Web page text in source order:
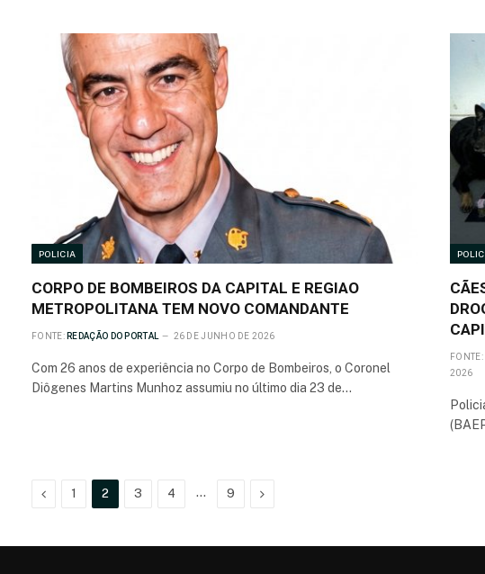
POLICIA
CORPO DE BOMBEIROS DA CAPITAL E REGIAO
METROPOLITANA TEM NOVO COMANDANTE
FONTE: REDAÇÃO DO PORTAL 26 DE JUNHO DE 2026
Com 26 anos de experiência no Corpo de Bombeiros, o Coronel
Diôgenes Martins Munhoz assumiu no último dia 23 de…
FONTE:
2026
Anterior
1 2 3 4 … 9 Próximo